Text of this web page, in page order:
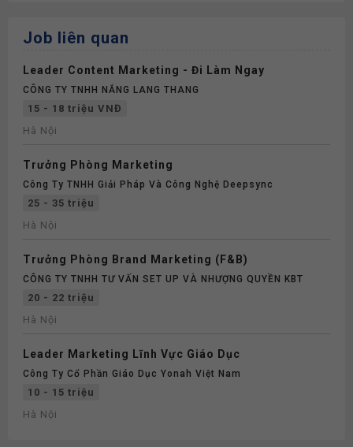
Job liên quan
Leader Content Marketing - Đi Làm Ngay
CÔNG TY TNHH NẮNG LANG THANG
15 - 18 triệu VNĐ
Hà Nội
Trưởng Phòng Marketing
Công Ty TNHH Giải Pháp Và Công Nghệ Deepsync
25 - 35 triệu
Hà Nội
Trưởng Phòng Brand Marketing (F&B)
CÔNG TY TNHH TƯ VẤN SET UP VÀ NHƯỢNG QUYỀN KBT
20 - 22 triệu
Hà Nội
Leader Marketing Lĩnh Vực Giáo Dục
Công Ty Cổ Phần Giáo Dục Yonah Việt Nam
10 - 15 triệu
Hà Nội